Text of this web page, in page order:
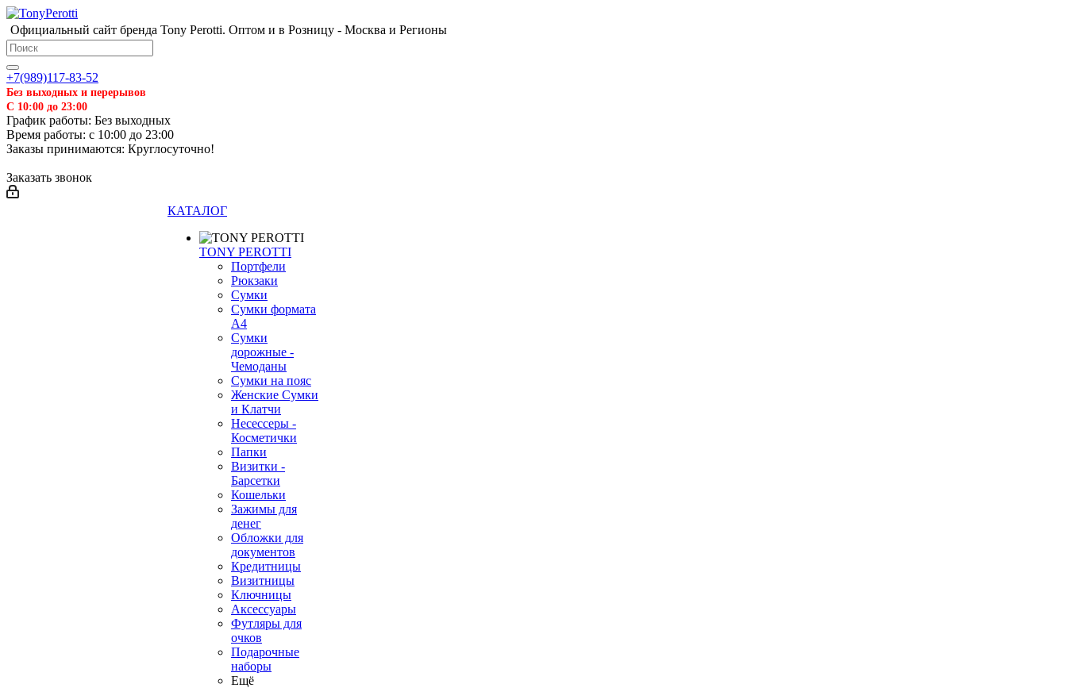
Официальный сайт бренда Tony Perotti. Оптом и в Розницу - Москва и Регионы
+7(989)117-83-52
Без выходных и перерывов
С 10:00 до 23:00
График работы: Без выходных
Время работы: с 10:00 до 23:00
Заказы принимаются: Круглосуточно!
Заказать звонок
КАТАЛОГ
TONY PEROTTI
Портфели
Рюкзаки
Сумки
Сумки формата
А4
Сумки
дорожные -
Чемоданы
Сумки на пояс
Женские Сумки
и Клатчи
Несессеры -
Косметички
Папки
Визитки -
Барсетки
Кошельки
Зажимы для
денег
Обложки для
документов
Кредитницы
Визитницы
Ключницы
Аксессуары
Футляры для
очков
Подарочные
наборы
Ещё
❄